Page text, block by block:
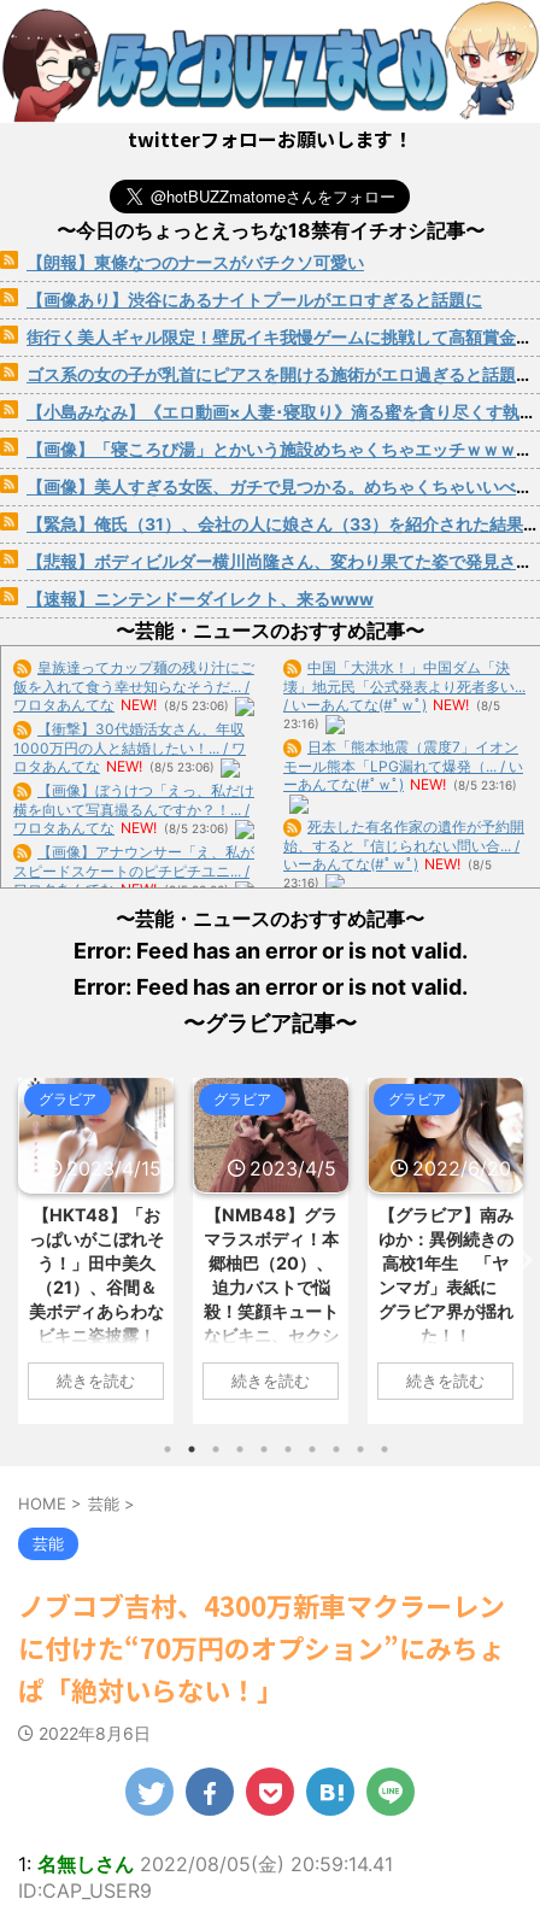
twitterフォローお願いします！
〜今日のちょっとえっちな18禁有イチオシ記事〜
【朗報】東條なつのナースがバチクソ可愛い
【画像あり】渋谷にあるナイトプールがエロすぎると話題に
街行く美人ギャル限定！壁尻イキ我慢ゲームに挑戦して高額賞金ゲットしてみませんか？
ゴス系の女の子が乳首にピアスを開ける施術がエロ過ぎると話題にｗｗｗ
【小島みなみ】《エロ動画×人妻･寝取り》滴る蜜を貪り尽くす執拗な舐め回しと絶倫巨根で子宮の奥まで満たす禁断の肉欲ｗ
【画像】「寝ころび湯」とかいう施設めちゃくちゃエッチｗｗｗｗｗｗ
【画像】美人すぎる女医、ガチで見つかる。めちゃくちゃいいべｗｗｗｗ
【緊急】俺氏（31）、会社の人に娘さん（33）を紹介された結果ｗｗｗｗｗｗｗｗｗｗ
【悲報】ボディビルダー横川尚隆さん、変わり果てた姿で発見される
【速報】ニンテンドーダイレクト、来るwww
〜芸能・ニュースのおすすめ記事〜
皇族達ってカップ麺の残り汁にご
飯を入れて食う幸せ知らなそうだ... /
ワロタあんてな NEW! (8/5 23:06)
【衝撃】30代婚活女さん、年収
1000万円の人と結婚したい！... / ワ
ロタあんてな NEW! (8/5 23:06)
【画像】ぼうけつ「えっ、私だけ
横を向いて写真撮るんですか？！... /
ワロタあんてな NEW! (8/5 23:06)
【画像】アナウンサー「え、私が
スピードスケートのピチピチユニ... /
ワロタあんてな NEW! (8/5 23:06)
【アークナイツ】Cutiesシリーズ
「アンジェリーナ」「テキ... / ワロタ
NEW! (8/5 23:06)
イト僕「セルf(いや揉め事は避... / お
(8/5 22:01)
とめ : おすすめ NEW! (8/5 21:57)
【速報】ワイの近所の川、死体が
上がる → >>1の発言に違和... / おまと
め : おすすめ NEW! (8/5 21:57)
【嫉妬罪】JK相手に赤ちゃんプレ
イする猛者現れるwww / おまとめ :
おすすめ NEW! (8/5 20:55)
【呆然】面接官「日本に刀鍛冶は
何人いるか推定してください」 ... / お
まとめ : おすすめ NEW! (8/5 20:55)
【信長の野望・新生】米問屋をど
ういう時にどこに建てるのかわか... /
(8/29 00:02)
安倍国葬たったの2.5億円に批判
願が死ぬほど / 気になるニュースまと
めアンテナ
(8/29 00:00)
【モバマスSS】志希「苺の美味し
い食べ方。そして雪美と食べる... / 気
00:00)
【速報】スプラトゥーン公式、謝
罪 / 気になるニュースまとめアンテナ
(8/28 23:50)
Powered by livedoor 相互
中国「大洪水！」中国ダム「決
壊」地元民「公式発表より死者多い...
/ いーあんてな(#ﾟｗﾟ) NEW! (8/5
23:16)
日本「熊本地震（震度7」イオン
モール熊本「LPG漏れて爆発（... / い
ーあんてな(#ﾟｗﾟ) NEW! (8/5 23:16)
死去した有名作家の遺作が予約開
始、すると『信じられない問い合... /
いーあんてな(#ﾟｗﾟ) NEW! (8/5
23:16)
日本「沖縄県知事選（9月」一色
正春「海難事件追及（検証」八重... /
いーあんてな(#ﾟｗﾟ) NEW!
23:16)
募金のピンハネ疑惑をかけられた
いーあんてな(#ﾟｗﾟ)
が無施錠、防犯意識と行動にギ... /
5chまとめMAP(総合) NEW! (8/5
23:07)
【悲報】弓使いキャラ、「めっち
ゃ溜めて撃つ」か「撃ちまくる」... /
5chまとめMAP(総合) NEW!
(8/5
22:51)
人「さーて、車乗るか。エンジン
入れて、と」車「スパーイダマー... /
5chまとめMAP(総合) NEW!
(8/5
22:47)
日本人「あれ？開示請求って意味
なくね？」 / 5chまとめMAP(総
合) NEW!
【衝撃】NHK職員が番組出演者か
ら性被害‼ / 5chまとめMAP(総
合) NEW! (8/5 22:11)
ンだ」 熊本地震直後の日本の対... / に
1ドル157円台 しかし戻しも... / にゅー
すなう！ まとめアンテナ
22:16)
勇気を出して白人美女にチン凸し
ンだ」 熊本地震直後の日本の対... / に
ゅーすなう！ まとめアンテナ
21:56)
RSS
〜芸能・ニュースのおすすめ記事〜
Error: Feed has an error or is not valid.
Error: Feed has an error or is not valid.
〜グラビア記事〜
グラビア
2023/4/15
【HKT48】「お
っぱいがこぼれそ
う！」田中美久
（21）、谷間＆
美ボディあらわな
ビキニ姿披露！
「えっちいすぎ
る」絶賛の声殺到
HKT48の田中美久
さんは4月8日、自
身のInstagramを更
があらわになった
ビキニ姿を披露し
ました。 「素敵
ーで綺麗」 田中さ
絵文字と共に、自
しました。 黒っぽ
いビキニを着用し
り、大人っぽい表
情を見せる姿で
す。 あらわになっ
続きを読む
グラビア
2023/4/5
【NMB48】グラ
マラスボディ！本
郷柚巴（20）、
迫力バストで悩
殺！笑顔キュート
なビキニ、セクシ
ーニット、ランジ
ェリー姿披露
2023/04/01(土)
イト『ヤングアニ
マルWeb』のグラ
ビアに初登場し
ボディを武器に、
トが掲載されてお
り、ボディライン
クシーニット姿の
カットから、笑顔
続きを読む
グラビア
2022/6/20
【グラビア】南み
ゆか：異例続きの
高校1年生 「ヤ
ンマガ」表紙に
グラビア界が揺れ
た！！
1: 名無しさん
2022/06/20(月)
「OS☆K」の南み
ゆかさんが、6月
20日発売のマンガ
日生まれの16歳。
今年2月に同誌の表
も再登場した。
続きを読む
HOME > 芸能 >
芸能
ノブコブ吉村、4300万新車マクラーレン
に付けた“70万円のオプション”にみちょ
ぱ「絶対いらない！」
2022年8月6日
1: 名無しさん 2022/08/05(金) 20:59:14.41
ID:CAP_USER9